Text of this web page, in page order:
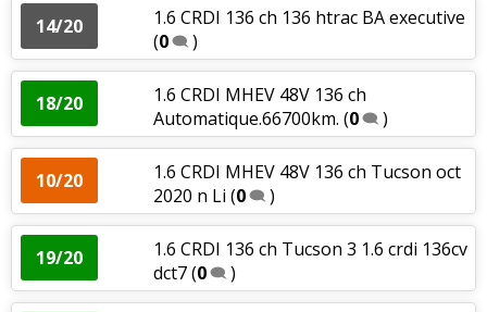
14/20
1.6 CRDI 136 ch 136 htrac BA executive
(0 )
18/20
1.6 CRDI MHEV 48V 136 ch
Automatique.66700km. (0 )
10/20
1.6 CRDI MHEV 48V 136 ch Tucson oct
2020 n Li (0 )
19/20
1.6 CRDI 136 ch Tucson 3 1.6 crdi 136cv
dct7(0 )